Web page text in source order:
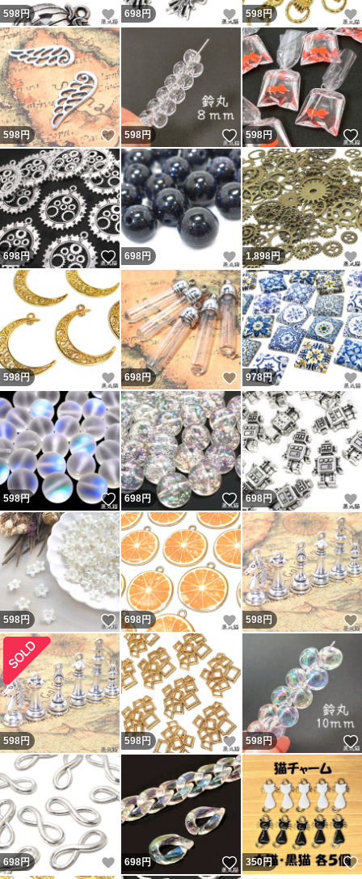
598円 いいね！
698円 いいね！
598円
598円 いいね！
598円 いいね！
598円
698円 いいね！
698円 いいね！
1,898円
598円 いいね！
698円 いいね！
978円
598円 いいね！
698円 いいね！
698円
598円 いいね！
698円 いいね！
598円
598円 598円 いいね！
598円
698円 いいね！
698円 いいね！
350円